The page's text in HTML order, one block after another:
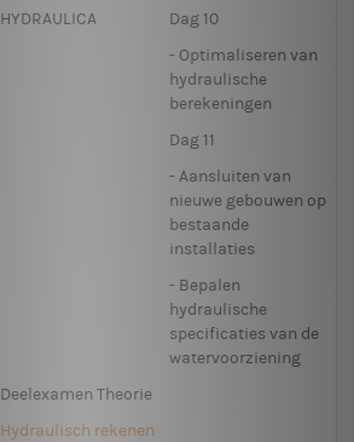
HYDRAULICA
Dag 10
- Optimaliseren van
hydraulische
berekeningen
Dag 11
- Aansluiten van
nieuwe gebouwen op
bestaande
installaties
- Bepalen
hydraulische
specificaties van de
watervoorziening
Deelexamen Theorie
Hydraulisch rekenen